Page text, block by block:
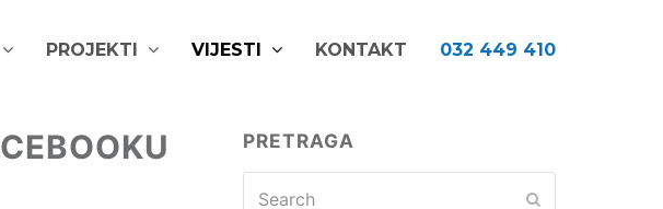
PROJEKTI VIJESTI KONTAKT 032 449 410
PRETRAGA